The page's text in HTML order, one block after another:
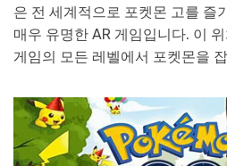
은 전 세계적으로 포켓몬 고를 즐
매우 유명한 AR 게임입니다. 이
게임의 모든 레벨에서 포켓몬을